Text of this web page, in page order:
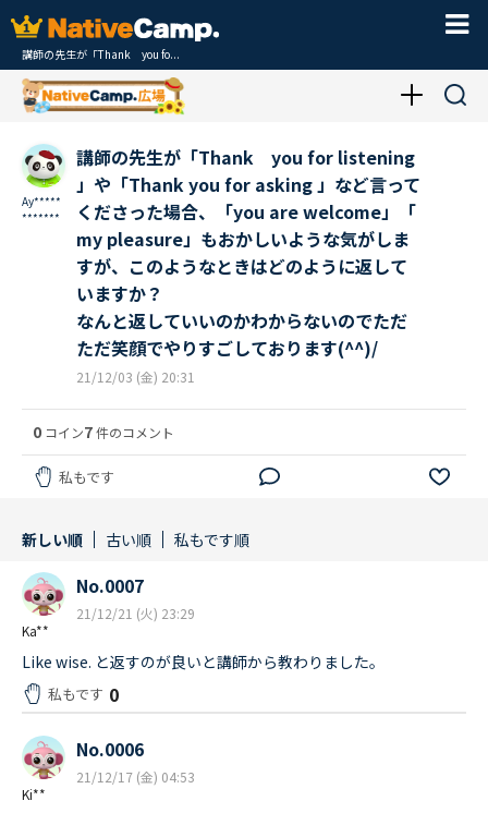
講師の先生が「Thank you fo...
Ay*****
*******
講師の先生が「Thank you for listening
」や「Thank you for asking 」など言って
くださった場合、「you are welcome」「
my pleasure」もおかしいような気がしま
すが、このようなときはどのように返して
いますか？
なんと返していいのかわからないのでただ
ただ笑顔でやりすごしております(^^)/
21/12/03 (金) 20:31
0 コイン7件のコメント
私もです
新しい順 古い順 私もです順
Ka**
No.0007
21/12/21 (火) 23:29
Like wise. と返すのが良いと講師から教わりました。
私もです 0
Ki**
No.0006
21/12/17 (金) 04:53